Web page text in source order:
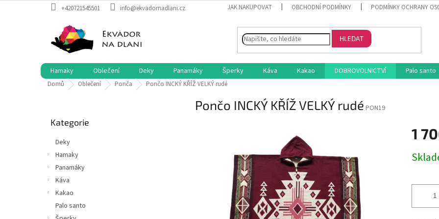
+420721545501 info@ekvadornadlani.cz JAK NAKUPOVAT OBCHODNÍ PODMÍNKY PODMÍNKY OCHRANY
HLEDAT
Hamaky Oblečení Deky Panamáky Šperky Káva Kakao DOBROVOLNICTVÍ Palo santo
Domů Oblečení Ponča Pončo INCKÝ KŘÍŽ VELKÝ rudé
kategorie
Kategorie
Deky
Hamaky
Panamáky
Káva
Kakao
Palo santo
Pončo INCKÝ KŘÍŽ VELKÝ rudé PON19
1
cena: